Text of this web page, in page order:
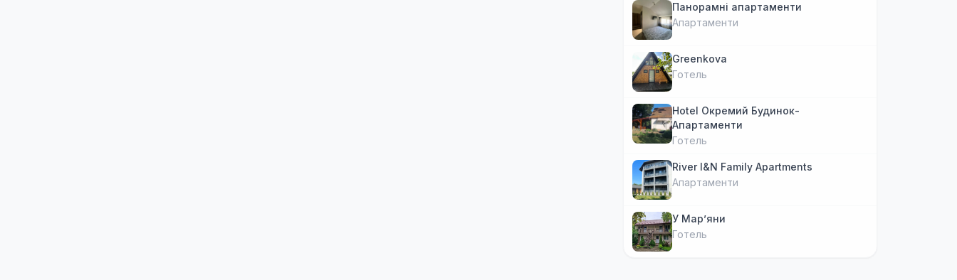
Панорамні апартаменти
Апартаменти
Greenkova
Готель
Hotel Окремий Будинок-
Апартаменти
Готель
River I&N Family Apartments
Апартаменти
У Марʼяни
Готель